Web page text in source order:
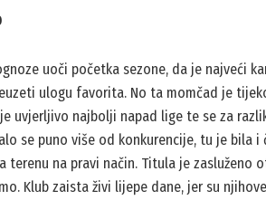
uoči početka sezone, da je najveći
ulogu favorita. No ta momčad je
uvjerljivo najbolji napad lige te se za
se puno više od konkurencije, tu je bila i
na pravi način. Titula je zasluženo
Klub zaista živi lijepe dane, jer su njihove